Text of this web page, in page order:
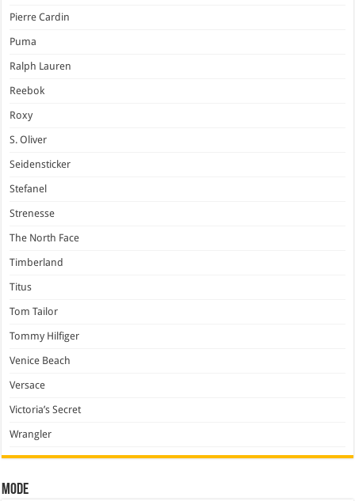
Pierre Cardin
Puma
Ralph Lauren
Reebok
Roxy
S. Oliver
Seidensticker
Stefanel
Strenesse
The North Face
Timberland
Titus
Tom Tailor
Tommy Hilfiger
Venice Beach
Versace
Victoria’s Secret
Wrangler
Mode